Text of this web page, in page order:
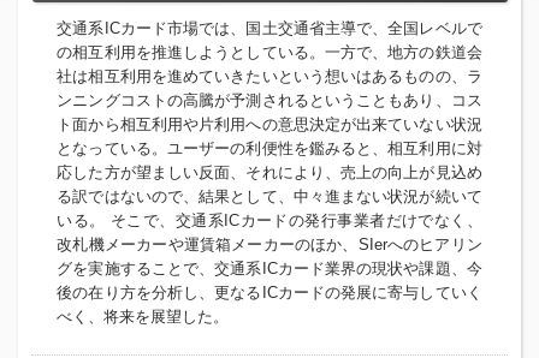
交通系ICカード市場では、国土交通省主導で、全国レベルで
の相互利用を推進しようとしている。一方で、地方の鉄道会
社は相互利用を進めていきたいという想いはあるものの、ラ
ンニングコストの高騰が予測されるということもあり、コス
ト面から相互利用や片利用への意思決定が出来ていない状況
となっている。ユーザーの利便性を鑑みると、相互利用に対
応した方が望ましい反面、それにより、売上の向上が見込め
る訳ではないので、結果として、中々進まない状況が続いて
いる。 そこで、交通系ICカードの発行事業者だけでなく、
改札機メーカーや運賃箱メーカーのほか、SIerへのヒアリン
グを実施することで、交通系ICカード業界の現状や課題、今
後の在り方を分析し、更なるICカードの発展に寄与していく
べく、将来を展望した。